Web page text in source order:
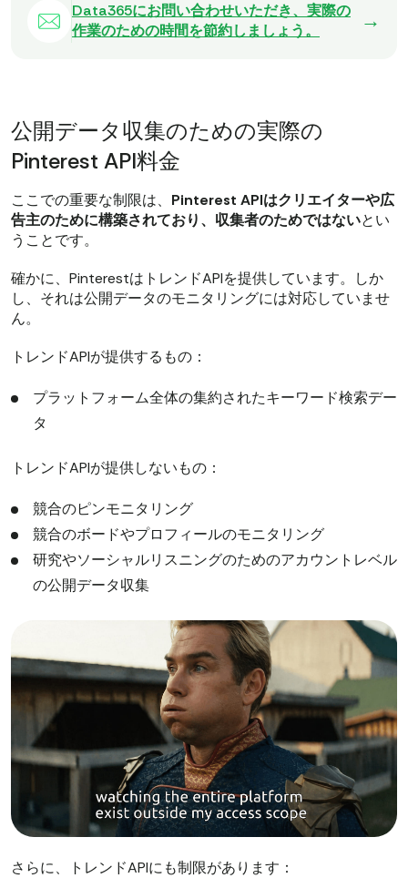
Data365にお問い合わせいただき、実際の
作業のための時間を節約しましょう。
→
公開データ収集のための実際の
Pinterest API料金
ここでの重要な制限は、 Pinterest APIはクリエイターや広
告主のために構築されており、収集者のためではないとい
うことです。
確かに、PinterestはトレンドAPIを提供しています。しか
し、それは公開データのモニタリングには対応していませ
ん。
トレンドAPIが提供するもの：
プラットフォーム全体の集約されたキーワード検索デー
タ
トレンドAPIが提供しないもの：
競合のピンモニタリング
競合のボードやプロフィールのモニタリング
研究やソーシャルリスニングのためのアカウントレベル
の公開データ収集
さらに、トレンドAPIにも制限があります：